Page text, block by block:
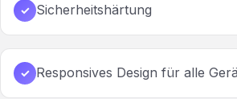
✓ Sicherheitshärtung
✓ Responsives Design für alle